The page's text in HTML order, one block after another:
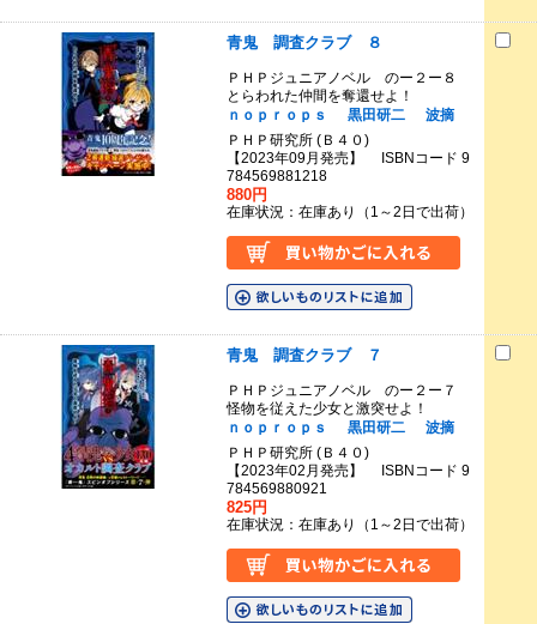
青鬼 調査クラブ ８
ＰＨＰジュニアノベル のー２ー８
とらわれた仲間を奪還せよ！
ｎｏｐｒｏｐｓ
黒田研二
波摘
ＰＨＰ研究所 (Ｂ４０)
【2023年09月発売】 ISBNコード 9
784569881218
880円
在庫状況：在庫あり（1～2日で出荷）
青鬼 調査クラブ ７
ＰＨＰジュニアノベル のー２ー７
怪物を従えた少女と激突せよ！
ｎｏｐｒｏｐｓ
黒田研二
波摘
ＰＨＰ研究所 (Ｂ４０)
【2023年02月発売】 ISBNコード 9
784569880921
825円
在庫状況：在庫あり（1～2日で出荷）